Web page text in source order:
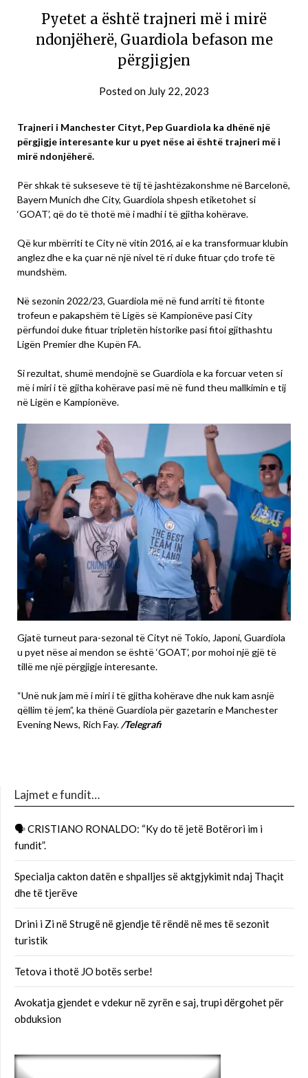
Pyetet a është trajneri më i mirë
ndonjëherë, Guardiola befason me
përgjigjen
Posted on July 22, 2023
Trajneri i Manchester Cityt, Pep Guardiola ka dhënë një
përgjigje interesante kur u pyet nëse ai është trajneri më i
mirë ndonjëherë.
Për shkak të sukseseve të tij të jashtëzakonshme në Barcelonë,
Bayern Munich dhe City, Guardiola shpesh etiketohet si
‘GOAT’, që do të thotë më i madhi i të gjitha kohërave.
Që kur mbërriti te City në vitin 2016, ai e ka transformuar klubin
anglez dhe e ka çuar në një nivel të ri duke fituar çdo trofe të
mundshëm.
Në sezonin 2022/23, Guardiola më në fund arriti të fitonte
trofeun e pakapshëm të Ligës së Kampionëve pasi City
përfundoi duke fituar tripletën historike pasi fitoi gjithashtu
Ligën Premier dhe Kupën FA.
Si rezultat, shumë mendojnë se Guardiola e ka forcuar veten si
më i miri i të gjitha kohërave pasi më në fund theu mallkimin e tij
në Ligën e Kampionëve.
Gjatë turneut para-sezonal të Cityt në Tokio, Japoni, Guardiola
u pyet nëse ai mendon se është ‘GOAT’, por mohoi një gjë të
tillë me një përgjigje interesante.
“Unë nuk jam më i miri i të gjitha kohërave dhe nuk kam asnjë
qëllim të jem”, ka thënë Guardiola për gazetarin e Manchester
Evening News, Rich Fay. /Telegrafi
Lajmet e fundit…
🗣 CRISTIANO RONALDO: “Ky do të jetë Botërori im i
fundit”.
Specialja cakton datën e shpalljes së aktgjykimit ndaj Thaçit
dhe të tjerëve
Drini i Zi në Strugë në gjendje të rëndë në mes të sezonit
turistik
Tetova i thotë JO botës serbe!
Avokatja gjendet e vdekur në zyrën e saj, trupi dërgohet për
obduksion